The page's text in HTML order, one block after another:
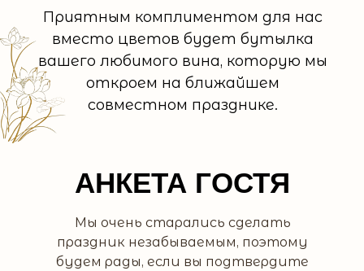
Приятным комплиментом для нас
вместо цветов будет бутылка
вашего любимого вина, которую мы
откроем на ближайшем
совместном празднике.
АНКЕТА ГОСТЯ
Мы очень старались сделать
праздник незабываемым, поэтому
будем рады, если вы подтвердите